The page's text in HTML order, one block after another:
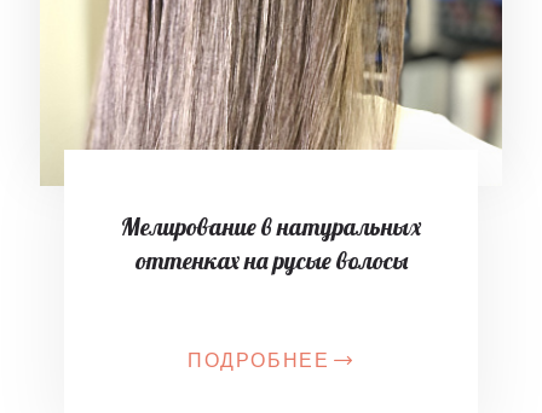
Мелирование в натуральных
оттенках на русые волосы
ПОДРОБНЕЕ